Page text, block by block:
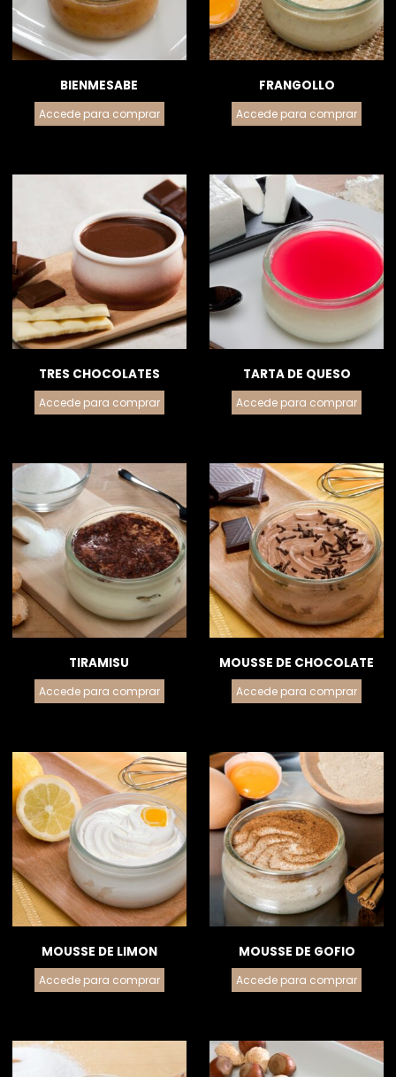
BIENMESABE
Accede para comprar
FRANGOLLO
Accede para comprar
TRES CHOCOLATES
Accede para comprar
TARTA DE QUESO
Accede para comprar
TIRAMISU
Accede para comprar
MOUSSE DE CHOCOLATE
Accede para comprar
MOUSSE DE LIMON
Accede para comprar
MOUSSE DE GOFIO
Accede para comprar